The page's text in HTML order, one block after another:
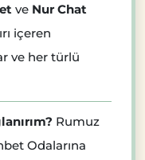
ve Nur Chat
içeren
ve her türlü
Rumuz
Odalarına